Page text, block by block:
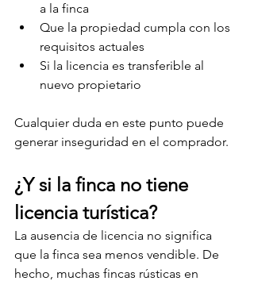
a la finca
Que la propiedad cumpla con los
requisitos actuales
Si la licencia es transferible al
nuevo propietario
Cualquier duda en este punto puede
generar inseguridad en el comprador.
¿Y si la finca no tiene
licencia turística?
La ausencia de licencia no significa
que la finca sea menos vendible. De
hecho, muchas fincas rústicas en